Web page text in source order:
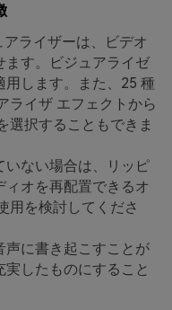
ライザーは、ビデオ
ます。ビジュアライゼ
します。また、25 種
ライザ エフェクトから
選択することもできま
いない場合は、リッピ
オを再配置できるオ
用を検討してくださ
声に書き起こすことが
したものにすること